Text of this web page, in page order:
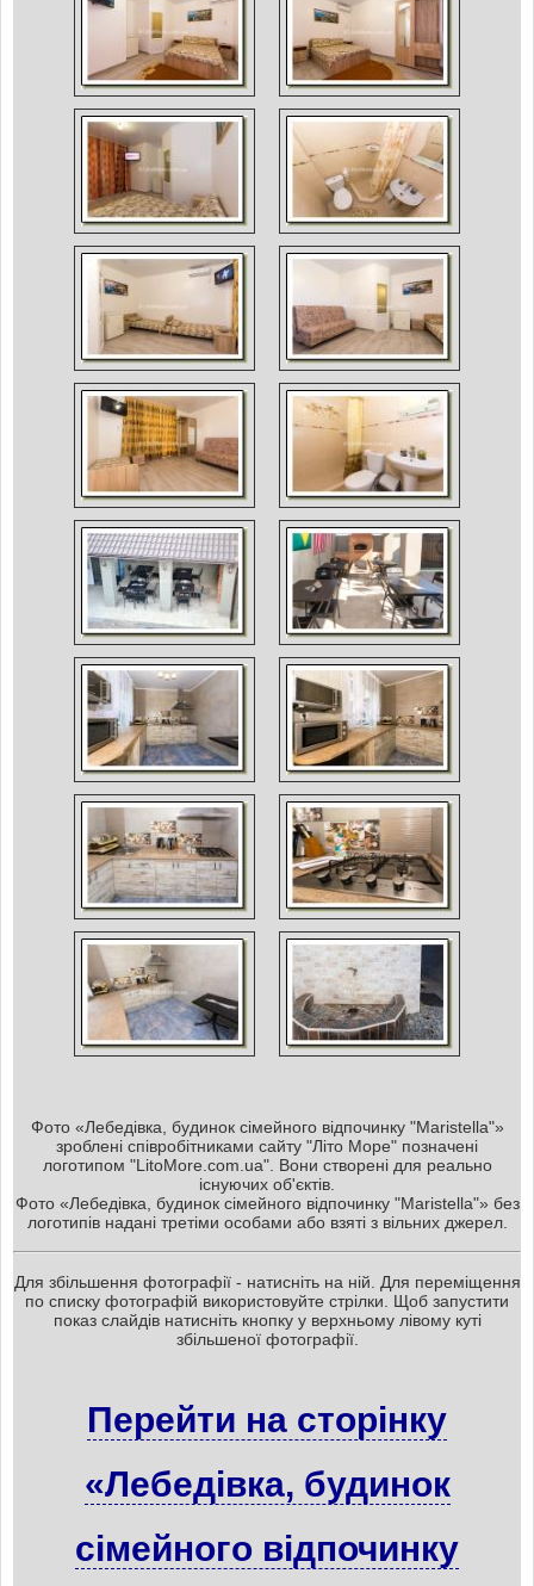
Фото «Лебедівка, будинок сімейного відпочинку "Maristella"»
зроблені співробітниками сайту "Літо Море" позначені
логотипом "LitoMore.com.ua". Вони створені для реально
існуючих об'єктів.
Фото «Лебедівка, будинок сімейного відпочинку "Maristella"» без
логотипів надані третіми особами або взяті з вільних джерел.
Для збільшення фотографії - натисніть на ній. Для переміщення
по списку фотографій використовуйте стрілки. Щоб запустити
показ слайдів натисніть кнопку у верхньому лівому куті
збільшеної фотографії.
Перейти на сторінку
«Лебедівка, будинок
сімейного відпочинку